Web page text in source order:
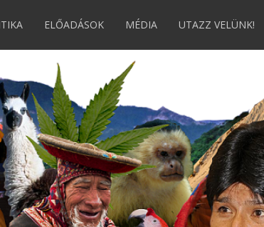
ELŐADÁSOK MÉDIA UTAZZ VELÜNK!